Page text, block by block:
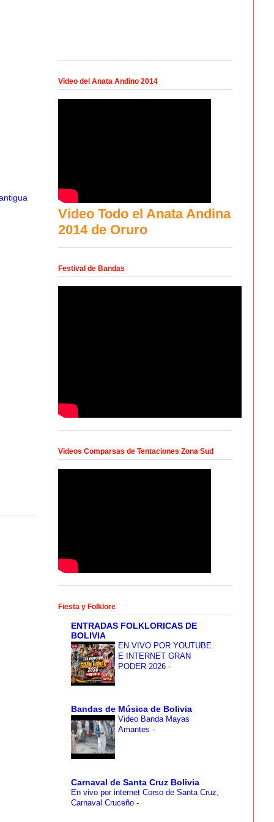
Video del Anata Andino 2014
Video Todo el Anata Andina
2014 de Oruro
Festival de Bandas
Videos Comparsas de Tentaciones Zona Sud
Fiesta y Folklore
ENTRADAS FOLKLORICAS DE
BOLIVIA
EN VIVO POR YOUTUBE
E INTERNET GRAN
PODER 2026 -
Bandas de Música de Bolivia
Video Banda Mayas
Amantes -
Carnaval de Santa Cruz Bolivia
En vivo por internet Corso de Santa Cruz,
Carnaval Cruceño -